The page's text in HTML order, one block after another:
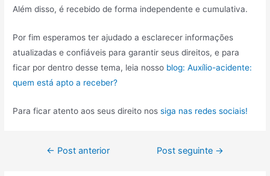
Além disso, é recebido de forma independente e cumulativa.
Por fim esperamos ter ajudado a esclarecer informações
atualizadas e confiáveis para garantir seus direitos, e para
ficar por dentro desse tema, leia nosso blog: Auxílio-acidente:
quem está apto a receber?
Para ficar atento aos seus direito nos siga nas redes sociais!
← Post anterior Post seguinte →